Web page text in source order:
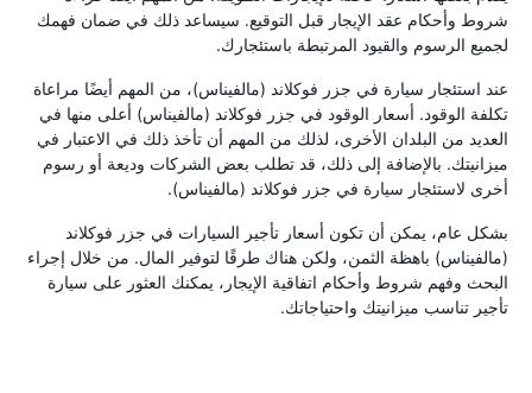
شروط وأحكام عقد الإيجار قبل التوقيع. سيساعد ذلك في ضمان فهمك
لجميع الرسوم والقيود المرتبطة باستئجارك.
عند استئجار سيارة في جزر فوكلاند (مالفيناس)، من المهم أيضًا مراعاة
تكلفة الوقود. أسعار الوقود في جزر فوكلاند (مالفيناس) أعلى منها في
العديد من البلدان الأخرى، لذلك من المهم أن تأخذ ذلك في الاعتبار في
ميزانيتك. بالإضافة إلى ذلك، قد تطلب بعض الشركات وديعة أو رسوم
أخرى لاستئجار سيارة في جزر فوكلاند (مالفيناس).
بشكل عام، يمكن أن تكون أسعار تأجير السيارات في جزر فوكلاند
(مالفيناس) باهظة الثمن، ولكن هناك طرقًا لتوفير المال. من خلال إجراء
البحث وفهم شروط وأحكام اتفاقية الإيجار، يمكنك العثور على سيارة
تأجير تناسب ميزانيتك واحتياجاتك.